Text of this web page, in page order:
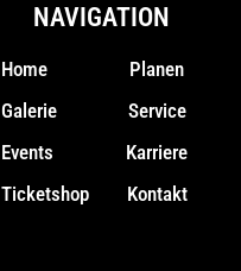
NAVIGATION
Home
Galerie
Events
Ticketshop
Planen
Service
Karriere
Kontakt